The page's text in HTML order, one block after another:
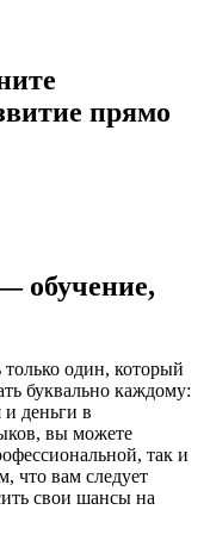
прямо
обучение,
один, который
буквально каждому:
деньги в
вы можете
так и
что вам следует
свои шансы на